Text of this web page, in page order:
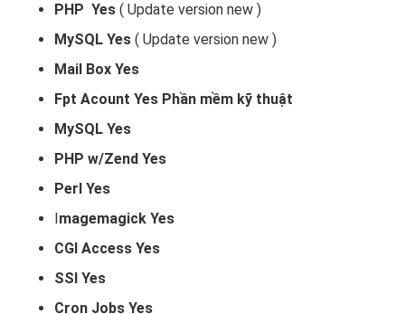
PHP Yes ( Update version new )
MySQL Yes ( Update version new )
Mail Box Yes
Fpt Acount Yes Phần mềm kỹ thuật
MySQL Yes
PHP w/Zend Yes
Perl Yes
magemagick Yes
CGI Access Yes
SSI Yes
Cron Jobs Yes